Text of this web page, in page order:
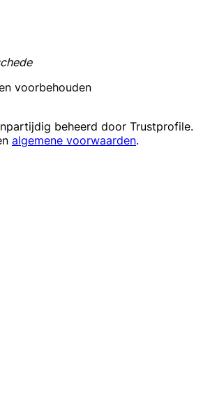
voorbehouden
beheerd door Trustprofile.
algemene voorwaarden.